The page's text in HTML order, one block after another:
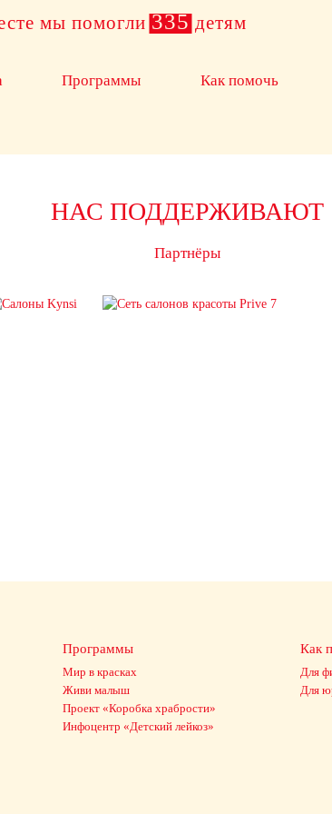
мы помогли 335 детям
Программы Как помочь
НАС ПОДДЕРЖИВАЮТ
Партнёры
Программы
Мир в красках
Живи малыш
Проект «Коробка храбрости»
Инфоцентр «Детский лейкоз»
Как
Для
Для